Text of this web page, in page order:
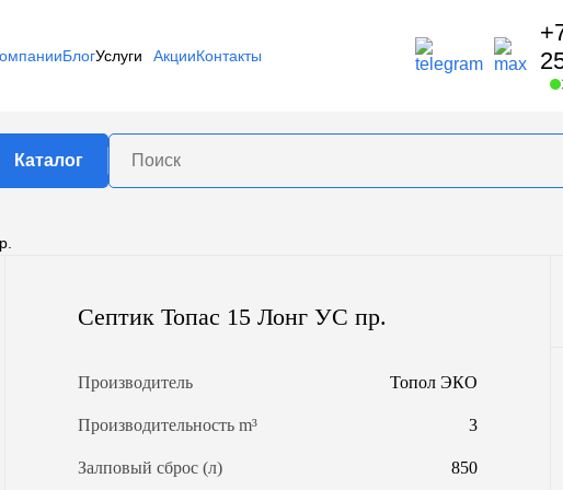
БлогУслуги АкцииКонтакты
Каталог
Патриот
2700 л. 3000 л.
Септик Топас 15 Лонг УС пр.
Производитель Топол ЭКО
Производительность m³ 3
Залповый сброс (л) 850